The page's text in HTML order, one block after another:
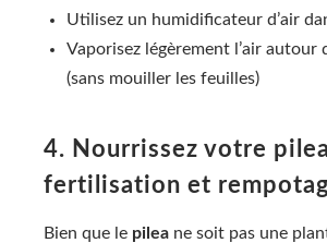
Utilisez un humidificateur d’air
Vaporisez légèrement l’air autour
(sans mouiller les feuilles)
4. Nourrissez votre
fertilisation et
Bien que le pilea ne soit pas une